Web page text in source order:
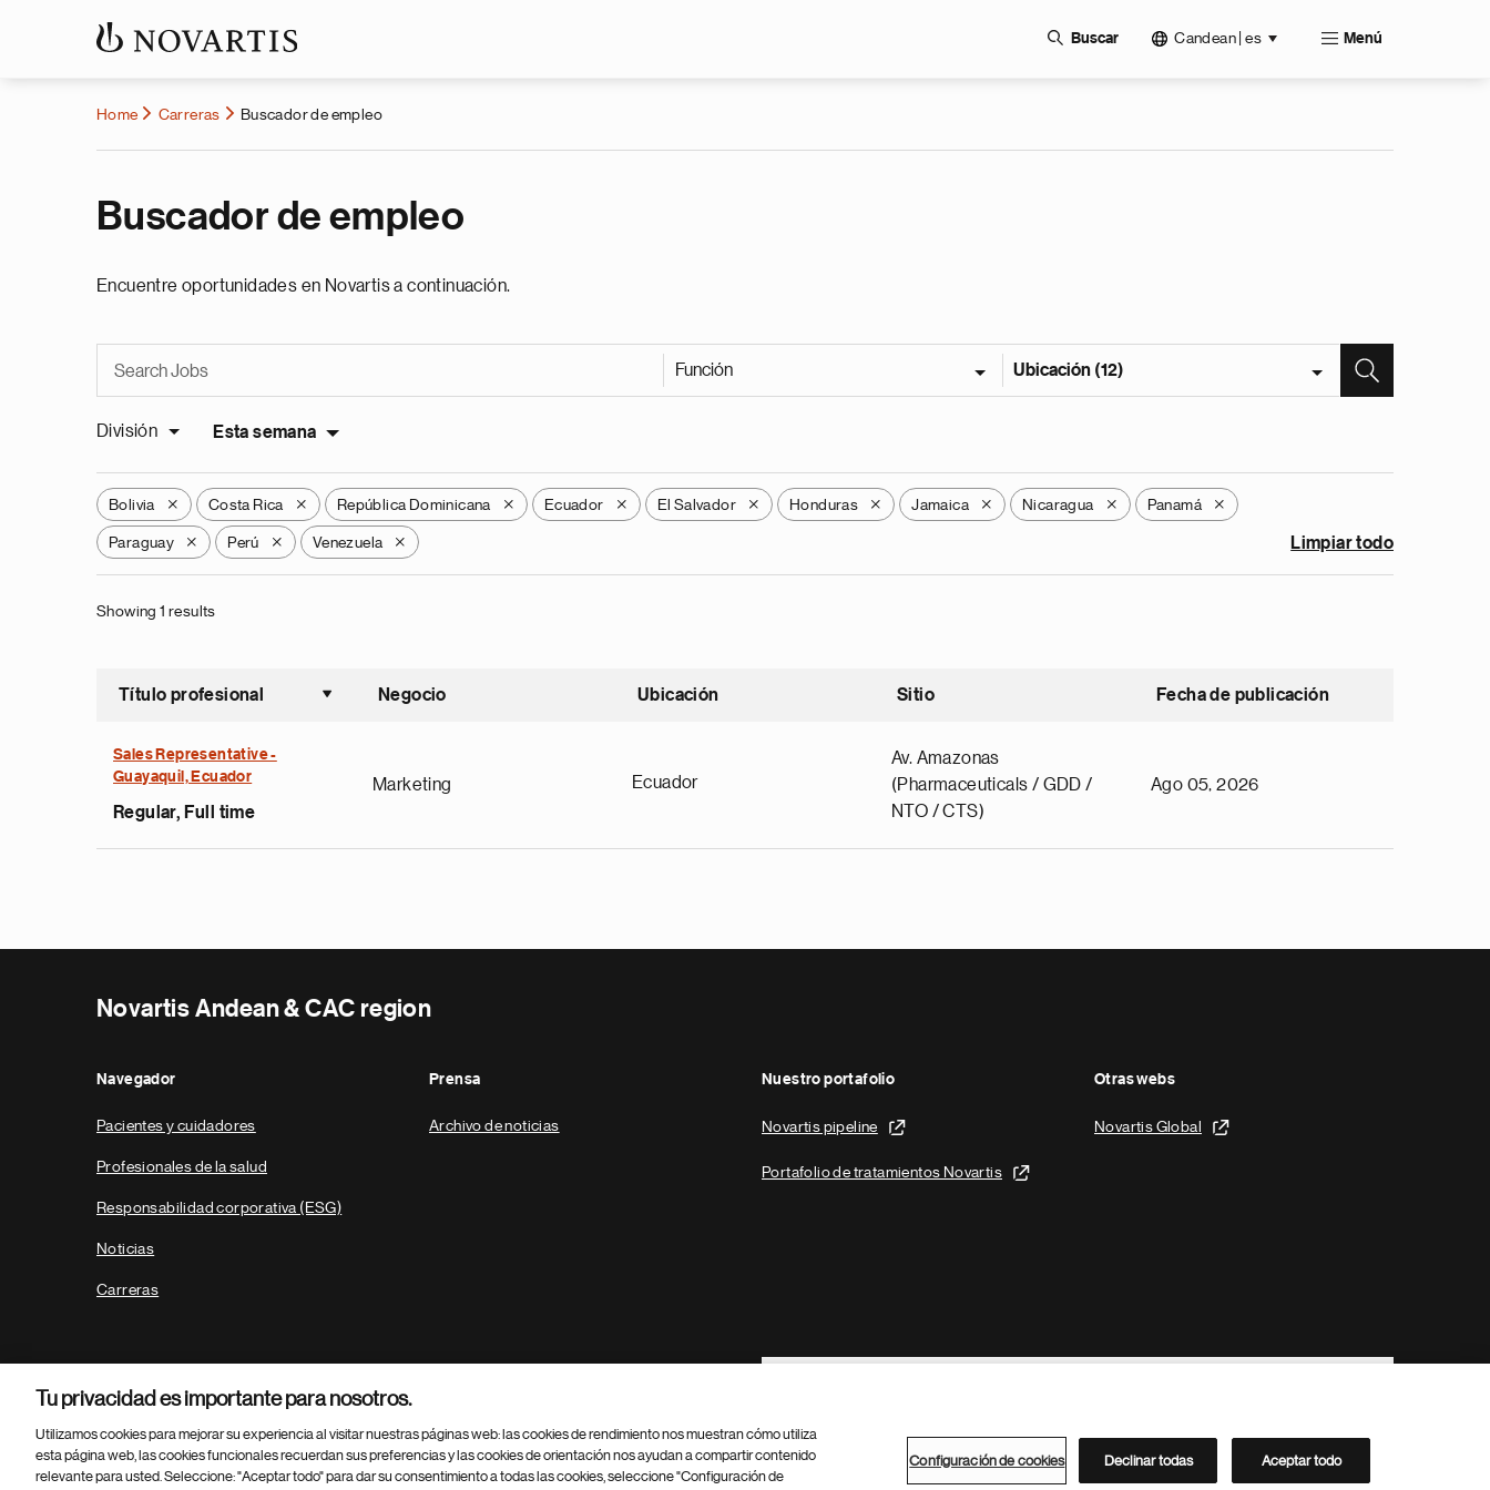
Buscar Candean | es Menú
Home Carreras Buscador de empleo
Buscador de empleo
Encuentre oportunidades en Novartis a continuación.
Función Ubicación (12)
División Esta semana
Bolivia X Costa Rica X República Dominicana X Ecuador X El Salvador X Honduras X Jamaica X Nicaragua X Panamá X
Paraguay X Perú X Venezuela X Limpiar todo
Showing 1 results
Título profesional
Ordenar ascendente
Negocio Ubicación Sitio Fecha de publicación
Sales Representative -
Guayaquil, Ecuador
Regular, Full time
Marketing Ecuador
Av. Amazonas
(Pharmaceuticals / GDD /
NTO / CTS)
Ago 05, 2026
Novartis Andean & CAC region
Navegador
Pacientes y cuidadores
Profesionales de la salud
Responsabilidad corporativa (ESG)
Noticias
Carreras
Prensa
Archivo de noticias
Nuestro portafolio
Novartis pipeline
Portafolio de tratamientos Novartis
Otras webs
Novartis Global
Footer Site Search
Parte
© 2026 Novartis AG Directorio de Novartis
Tu privacidad es importante para nosotros.
Utilizamos cookies para mejorar su experiencia al visitar nuestras páginas web: las cookies de rendimiento nos muestran cómo utiliza
esta página web, las cookies funcionales recuerdan sus preferencias y las cookies de orientación nos ayudan a compartir contenido
relevante para usted. Seleccione: "Aceptar todo" para dar su consentimiento a todas las cookies, seleccione "Configuración de
Configuración de cookies Declinar todas Aceptar todo